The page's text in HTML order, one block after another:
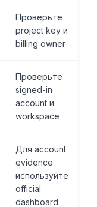
Проверьте
project key и
billing owner
Проверьте
signed-in
account и
workspace
Для account
evidence
используйте
official
dashboard